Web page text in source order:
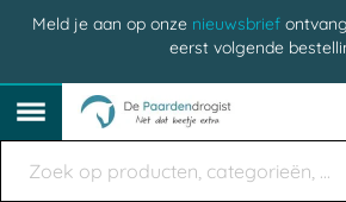
Meld je aan op onze nieuwsbriefontvang
eerst volgende